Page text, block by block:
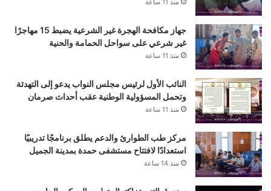
منذ 11 ساعة
جهاز مكافحة الهجرة غير الشرعية يضبط 15 مهاجرًا
غير شرعي على سواحل الحمامة والحنية
منذ 11 ساعة
النائب الأول لرئيس مجلس النواب يدعو إلى التهدئة
وتحمل المسؤولية الوطنية عقب أحداث صرمان
منذ 11 ساعة
مركز طب الطوارئ والدعم يطلق برنامجًا تدريبيًا
استعدادًا لافتتاح مستشفى حمدة بمدينة الجميل
منذ 14 ساعة